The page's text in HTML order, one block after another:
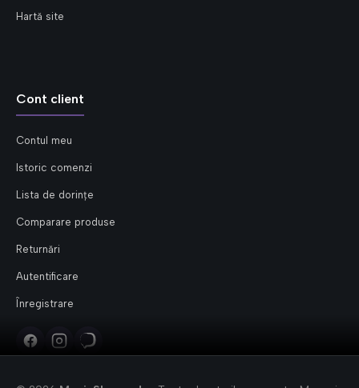
Hartă site
Cont client
Contul meu
Istoric comenzi
Lista de dorințe
Comparare produse
Returnări
Autentificare
Înregistrare